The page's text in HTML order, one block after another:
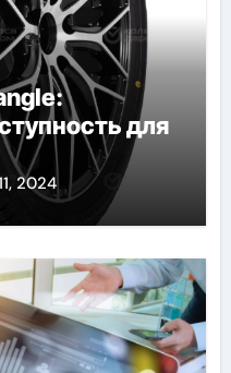
для
2024